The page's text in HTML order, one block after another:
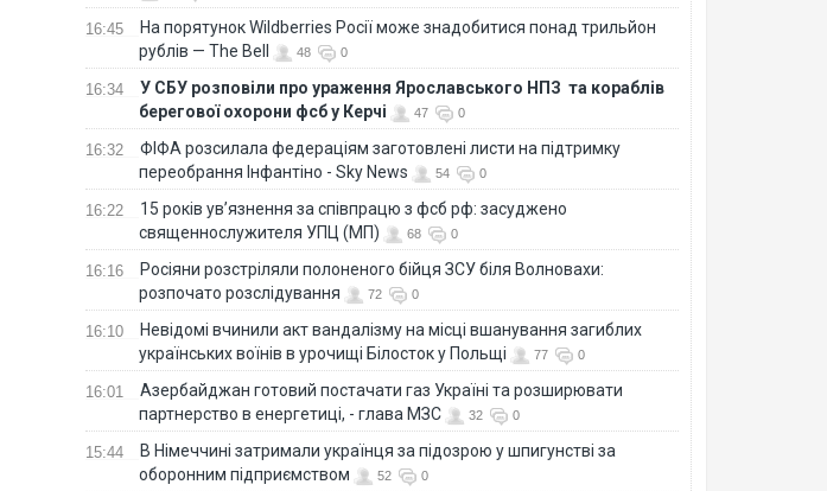
16:45
На порятунок Wildberries Росії може знадобитися понад трильйон
рублів — The Bell
48 0
16:34
У СБУ розповіли про ураження Ярославського НПЗ та кораблів
берегової охорони фсб у Керчі
47 0
16:32
ФІФА розсилала федераціям заготовлені листи на підтримку
переобрання Інфантіно - Sky News
54 0
16:22
15 років ув’язнення за співпрацю з фсб рф: засуджено
священнослужителя УПЦ (МП)
68 0
16:16
Росіяни розстріляли полоненого бійця ЗСУ біля Волновахи:
розпочато розслідування
72 0
16:10
Невідомі вчинили акт вандалізму на місці вшанування загиблих
українських воїнів в урочищі Білосток у Польщі
77 0
16:01
Азербайджан готовий постачати газ Україні та розширювати
партнерство в енергетиці, - глава МЗС
32 0
15:44
В Німеччині затримали українця за підозрою у шпигунстві за
оборонним підприємством
52 0